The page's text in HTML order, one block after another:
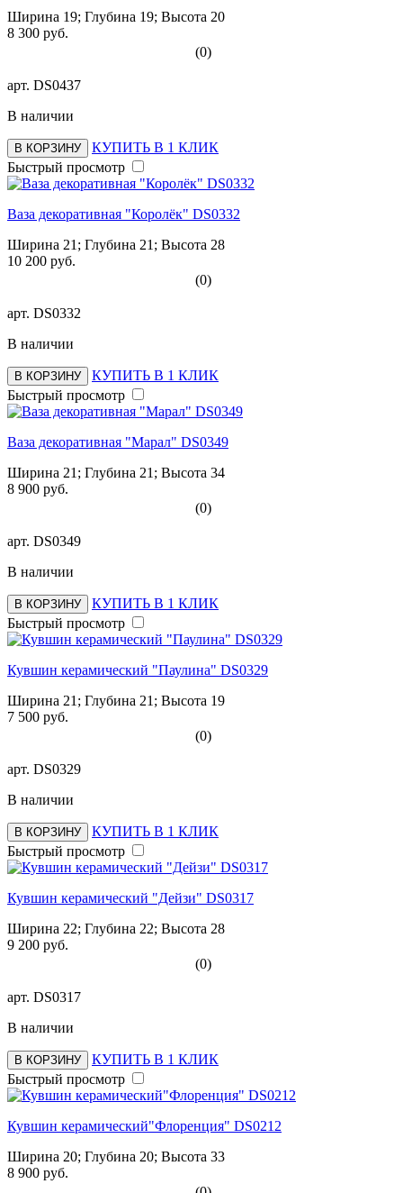
Ширина 19; Глубина 19; Высота 20
8 300 руб.
(0)
арт. DS0437
В наличии
В КОРЗИНУ
КУПИТЬ В 1 КЛИК
Быстрый просмотр
Ваза декоративная "Королёк" DS0332
Ширина 21; Глубина 21; Высота 28
10 200 руб.
(0)
арт. DS0332
В наличии
В КОРЗИНУ
КУПИТЬ В 1 КЛИК
Быстрый просмотр
Ваза декоративная "Марал" DS0349
Ширина 21; Глубина 21; Высота 34
8 900 руб.
(0)
арт. DS0349
В наличии
В КОРЗИНУ
КУПИТЬ В 1 КЛИК
Быстрый просмотр
Кувшин керамический "Паулина" DS0329
Ширина 21; Глубина 21; Высота 19
7 500 руб.
(0)
арт. DS0329
В наличии
В КОРЗИНУ
КУПИТЬ В 1 КЛИК
Быстрый просмотр
Кувшин керамический "Дейзи" DS0317
Ширина 22; Глубина 22; Высота 28
9 200 руб.
(0)
арт. DS0317
В наличии
В КОРЗИНУ
КУПИТЬ В 1 КЛИК
Быстрый просмотр
Кувшин керамический"Флоренция" DS0212
Ширина 20; Глубина 20; Высота 33
8 900 руб.